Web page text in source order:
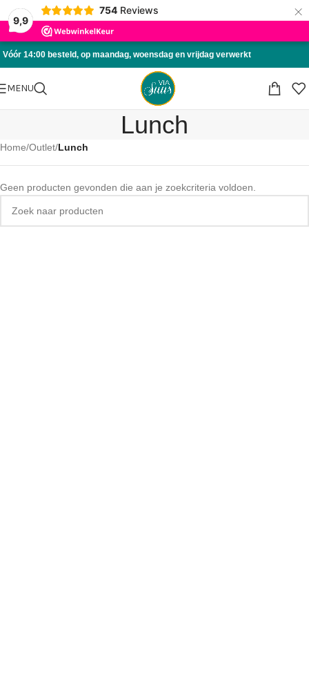
9,9
754 Reviews ×
Skip to navigation
Skip to main content
Vóór 14:00 besteld, op maandag, woensdag en vrijdag verwerkt
MENU
Lunch
Home/Outlet/Lunch
Geen producten gevonden die aan je zoekcriteria voldoen.